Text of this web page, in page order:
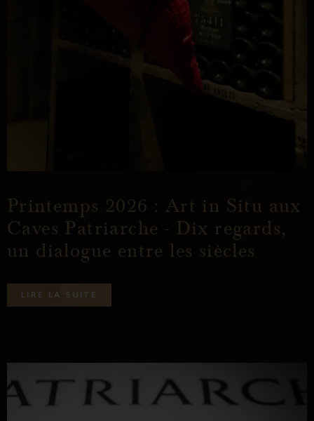
Printemps 2026 : Art in Situ aux
Caves Patriarche - Dix regards,
un dialogue entre les siècles
L I R E LA S U IT E